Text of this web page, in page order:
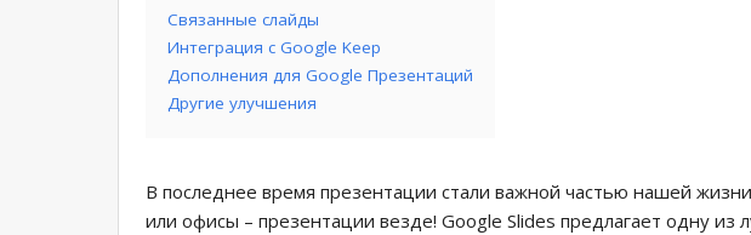
Связанные слайды
Интеграция с Google Keep
Дополнения для Google Презентаций
Другие улучшения
В последнее время презентации стали важной частью нашей
или офисы – презентации везде! Google Slides предлагает одну из